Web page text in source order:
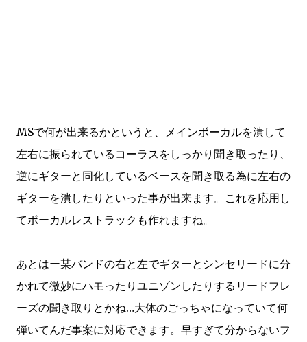
MSで何が出来るかというと、メインボーカルを潰して
左右に振られているコーラスをしっかり聞き取ったり、
逆にギターと同化しているベースを聞き取る為に左右の
ギターを潰したりといった事が出来ます。これを応用し
てボーカルレストラックも作れますね。
あとはー某バンドの右と左でギターとシンセリードに分
かれて微妙にハモったりユニゾンしたりするリードフレ
ーズの聞き取りとかね…大体のごっちゃになっていて何
弾いてんだ事案に対応できます。早すぎて分からないフ